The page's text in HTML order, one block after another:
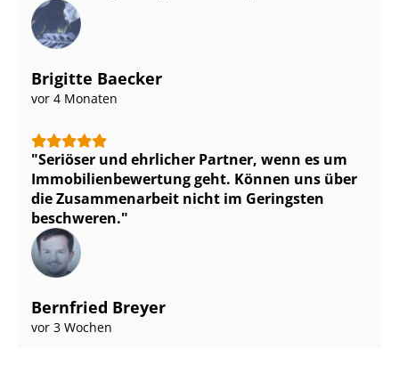
Brigitte Baecker
vor 4 Monaten
Seriöser und ehrlicher Partner, wenn es um
Im­mo­bi­li­en­be­wer­tung geht. Können uns über
die Zusammenarbeit nicht im Geringsten
beschweren.
Bernfried Breyer
vor 3 Wochen